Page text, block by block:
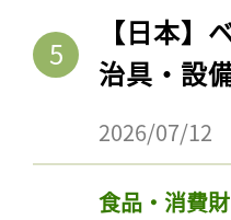
【日本
治具・設
2026/07/12
食品・消費